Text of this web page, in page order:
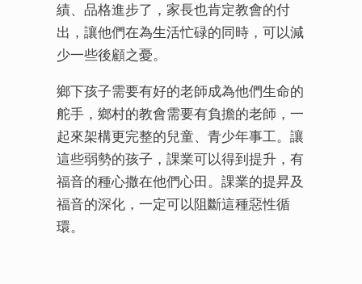
績、品格進步了，家長也肯定教會的付
出，讓他們在為生活忙碌的同時，可以減
少一些後顧之憂。
鄉下孩子需要有好的老師成為他們生命的
舵手，鄉村的教會需要有負擔的老師，一
起來架構更完整的兒童、青少年事工。讓
這些弱勢的孩子，課業可以得到提升，有
福音的種心撒在他們心田。課業的提昇及
福音的深化，一定可以阻斷這種惡性循
環。